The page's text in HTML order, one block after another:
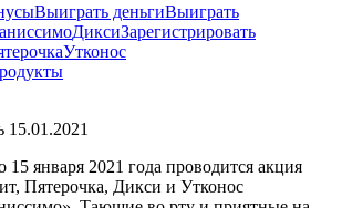
Выиграть деньгиВыиграть
ДиксиЗарегистрировать
Утконос
15.01.2021
15 января 2021 года проводится акция
Пятерочка, Дикси и Утконос